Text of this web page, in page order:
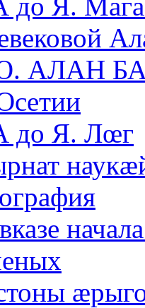
АЛАН
до Я. Лœг